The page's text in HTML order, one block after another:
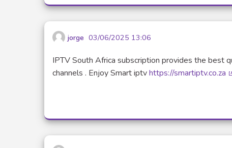
jorge 03/06/2025 13:06
IPTV South Africa subscription provides the best
channels . Enjoy Smart iptvhttps://smartiptv.co.za